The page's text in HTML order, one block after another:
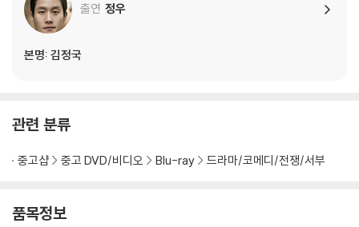
출연 정우
본명: 김정국
관련 분류
중고샵 중고 DVD/비디오 Blu-ray 드라마/코메디/전쟁/서부
품목정보